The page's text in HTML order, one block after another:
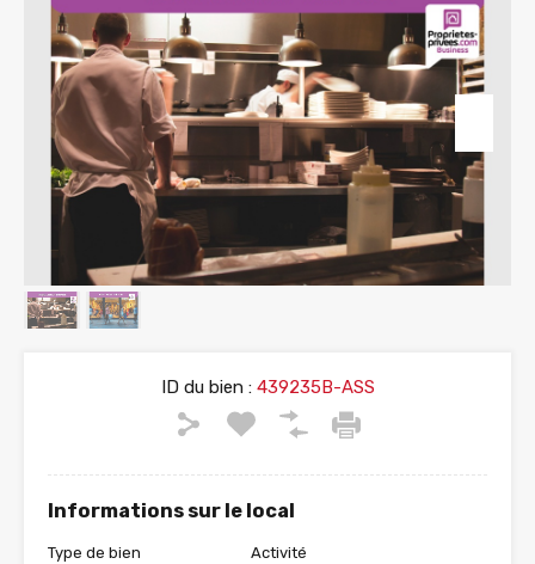
ID du bien :439235B-ASS
Informations sur le local
Type de bien Activité